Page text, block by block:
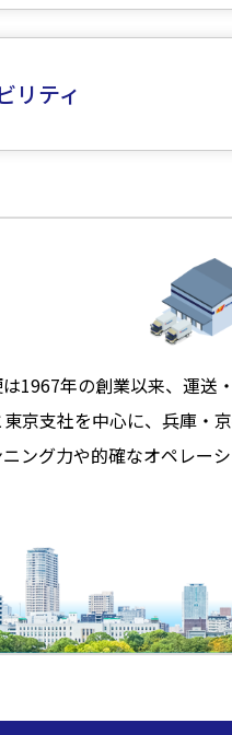
リティ
1967年の創業以来、運送
京支社を中心に、兵庫・
ング力や的確なオペレー